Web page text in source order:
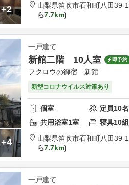
+2
山梨県笛吹市石和町八田39-1
ら7.7km
+4
一戸建て
新館二階 10人室 即予約
フクロウの御宿 新館
新型コロナウイルス対策あり
個室 定員10名
共用浴室1室 寝具10組
山梨県笛吹市石和町八田39-1
ら7.7km
一戸建て